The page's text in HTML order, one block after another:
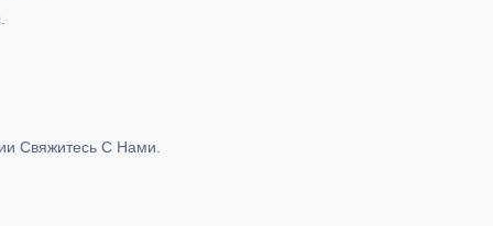
Свяжитесь С Нами.